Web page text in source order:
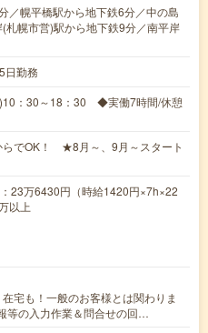
／幌平橋駅から地下鉄6分／中の島
札幌市営)駅から地下鉄9分／南平岸
日勤務
：30～18：30 ◆実働7時間/休憩
らでOK！ ★8月～、9月～スタート
23万6430円（時給1420円×7h×22
以上
宅も！一般のお客様とは関わりま
等の入力作業＆問合せの回…